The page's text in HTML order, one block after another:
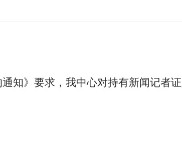
知》要求，我中心对持有新闻记者